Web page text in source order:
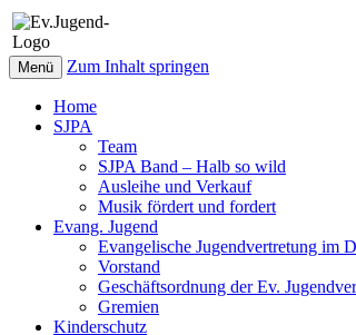
Menü Zum Inhalt springen
Home
SJPA
Team
SJPA Band – Halb so wild
Ausleihe und Verkauf
Musik fördert und fordert
Evang. Jugend
Evangelische Jugendvertretung im
Vorstand
Geschäftsordnung der Ev.
Gremien
Kinderschutz